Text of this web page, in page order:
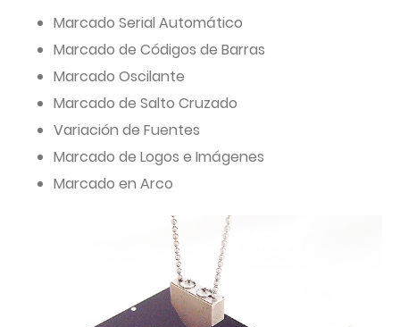
Marcado Serial Automático
Marcado de Códigos de Barras
Marcado Oscilante
Marcado de Salto Cruzado
Variación de Fuentes
Marcado de Logos e Imágenes
Marcado en Arco